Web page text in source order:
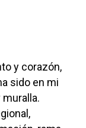
y corazón,
sido en mi